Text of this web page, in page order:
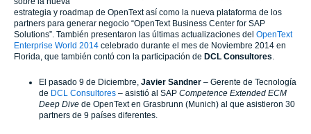
estrategia y roadmap de OpenText así como la nueva plataforma de los
partners para generar negocio “OpenText Business Center for SAP
Solutions”. También presentaron las últimas actualizaciones del OpenText
Enterprise World 2014 celebrado durante el mes de Noviembre 2014 en
Florida, que también contó con la participación de DCL Consultores.
El pasado 9 de Diciembre, Javier Sandner – Gerente de Tecnología
de DCL Consultores – asistió al SAP Competence Extended ECM
Deep Dive de OpenText en Grasbrunn (Munich) al que asistieron 30
partners de 9 países diferentes.